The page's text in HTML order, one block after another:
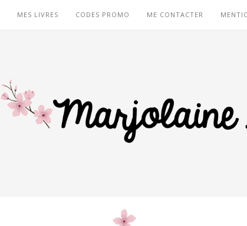
MES LIVRES CODES PROMO ME CONTACTER